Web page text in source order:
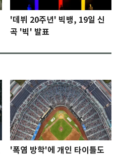
'데뷔 20주년' 빅뱅, 19일 신
곡 '빅' 발표
'폭염 방학'에 개인 타이틀도